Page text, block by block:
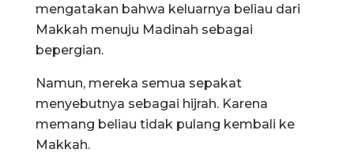
mengatakan bahwa keluarnya beliau dari
Makkah menuju Madinah sebagai
bepergian.
Namun, mereka semua sepakat
menyebutnya sebagai hijrah. Karena
memang beliau tidak pulang kembali ke
Makkah.